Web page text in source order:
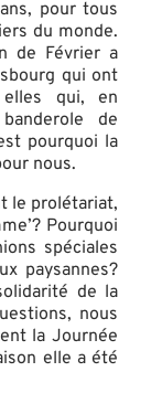
pour tous
du monde.
de Février a
qui ont
qui, en
de
pourquoi la
nous.
le prolétariat,
Pourquoi
spéciales
paysannes?
de la
nous
la Journée
elle a été